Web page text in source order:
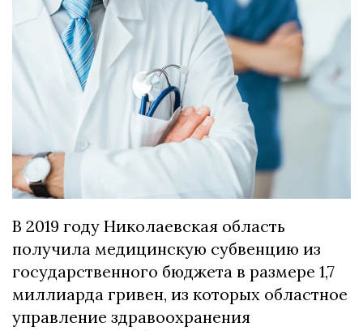
В 2019 году Николаевская область
получила медицинскую субвенцию из
государственного бюджета в размере 1,7
миллиарда гривен, из которых областное
управление здравоохранения